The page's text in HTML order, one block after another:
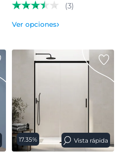
(3)
Ver opciones›
17.35% Vista rápida